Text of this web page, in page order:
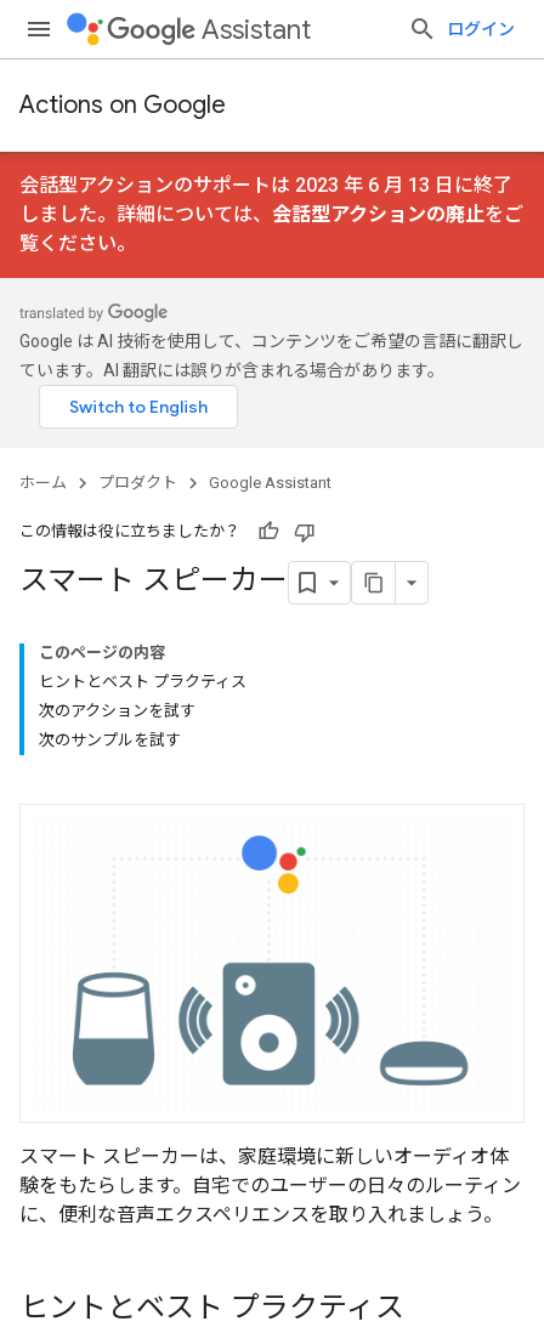
Assistant ログイン
Actions on Google
会話型アクションのサポートは 2023 年 6 月 13 日に終了
しました。詳細については、 会話型アクションの廃止をご
覧ください。
Google は AI 技術を使用して、コンテンツをご希望の言語に翻訳し
ています。AI 翻訳には誤りが含まれる場合があります。
ホーム プロダクト Google Assistant
この情報は役に立ちましたか？
スマート スピーカー
このページの内容
ヒントとベスト プラクティス
次のアクションを試す
次のサンプルを試す
スマート スピーカーは、家庭環境に新しいオーディオ体
験をもたらします。自宅でのユーザーの日々のルーティン
に、便利な音声エクスペリエンスを取り入れましょう。
ヒントとベスト プラクティス